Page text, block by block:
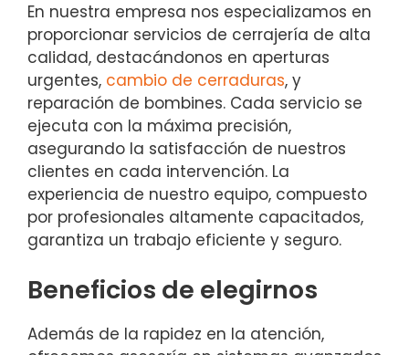
En nuestra empresa nos especializamos en
proporcionar servicios de cerrajería de alta
calidad, destacándonos en aperturas
urgentes, cambio de cerraduras, y
reparación de bombines. Cada servicio se
ejecuta con la máxima precisión,
asegurando la satisfacción de nuestros
clientes en cada intervención. La
experiencia de nuestro equipo, compuesto
por profesionales altamente capacitados,
garantiza un trabajo eficiente y seguro.
Beneficios de elegirnos
Además de la rapidez en la atención,